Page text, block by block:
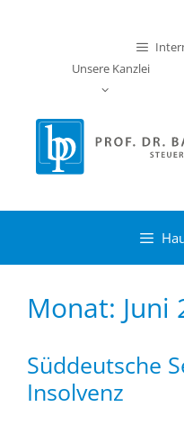
Unsere Kanzlei
Monat: Juni
Süddeutsche
Insolvenz